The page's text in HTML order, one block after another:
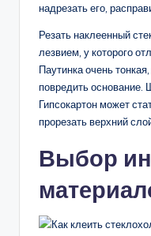
надрезать его,
Резать наклеенный
лезвием, у которого
Паутинка очень
повредить основание.
Гипсокартон может
прорезать верхний
Выбор